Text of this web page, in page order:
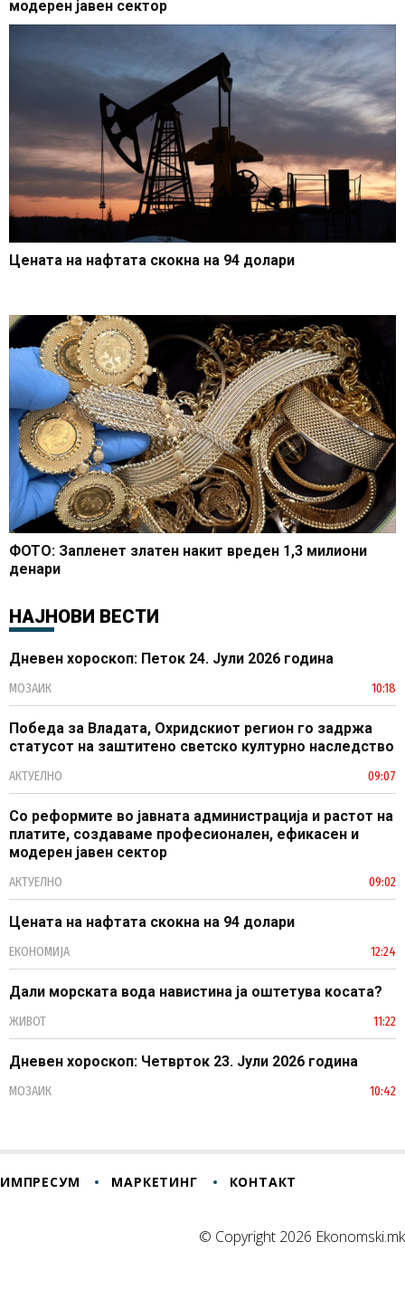
модерен јавен сектор
Цената на нафтата скокна на 94 долари
ФОТО: Запленет златен накит вреден 1,3 милиони
денари
НАЈНОВИ ВЕСТИ
Дневен хороскоп: Петок 24. Јули 2026 година
МОЗАИК 10:18
Победа за Владата, Охридскиот регион го задржа
статусот на заштитено светско културно наследство
АКТУЕЛНО 09:07
Со реформите во јавната администрација и растот на
платите, создаваме професионален, ефикасен и
модерен јавен сектор
АКТУЕЛНО 09:02
Цената на нафтата скокна на 94 долари
ЕКОНОМИЈА 12:24
Дали морската вода навистина ја оштетува косата?
ЖИВОТ 11:22
Дневен хороскоп: Четврток 23. Јули 2026 година
МОЗАИК 10:42
ИМПРЕСУМ МАРКЕТИНГ КОНТАКТ
© Copyright 2026 Ekonomski.mk